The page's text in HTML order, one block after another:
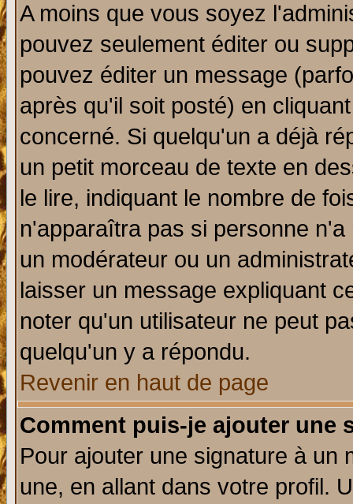
A moins que vous soyez
pouvez seulement éditer ou
pouvez éditer un message
après qu'il soit posté) en
concerné. Si quelqu'un a déjà
un petit morceau de texte en
le lire, indiquant le nombre de
n'apparaîtra pas si personne
un modérateur ou un
laisser un message expliquant
noter qu'un utilisateur ne peut
quelqu'un y a répondu.
Revenir en haut de page
Comment puis-je ajouter une
Pour ajouter une signature à un
une, en allant dans votre profil.